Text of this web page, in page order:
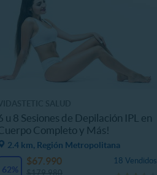
u 8 Sesiones de Depilación IPL en
Completo y Más!
2.4 km, Región Metropolitana
62%
18 Vendidos
$67.990